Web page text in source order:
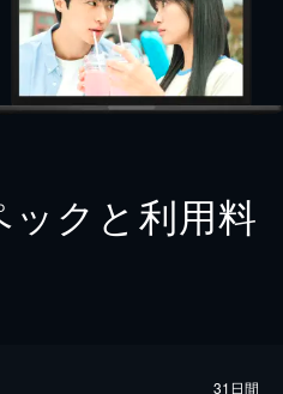
クと利用料
31日間